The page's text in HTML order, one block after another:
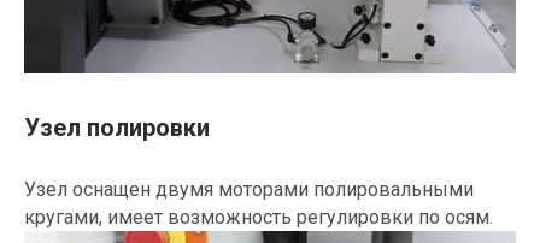
Узел полировки
Узел оснащен двумя моторами полировальными
кругами, имеет возможность регулировки по осям.